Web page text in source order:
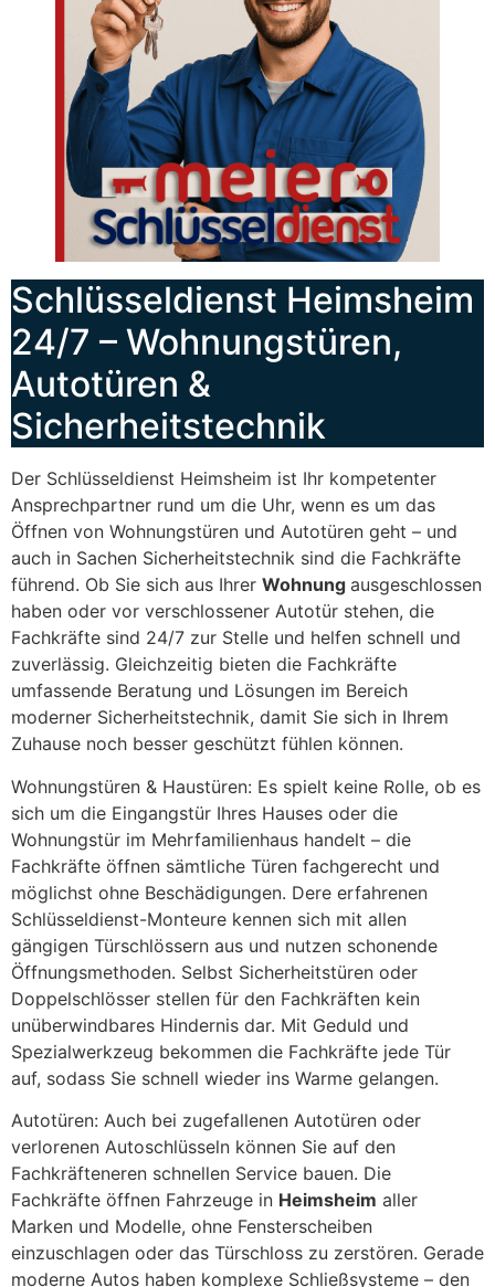
Schlüsseldienst Heimsheim
24/7 – Wohnungstüren,
Autotüren &
Sicherheitstechnik
Der Schlüsseldienst Heimsheim ist Ihr kompetenter
Ansprechpartner rund um die Uhr, wenn es um das
Öffnen von Wohnungstüren und Autotüren geht – und
auch in Sachen Sicherheitstechnik sind die Fachkräfte
führend. Ob Sie sich aus Ihrer Wohnung ausgeschlossen
haben oder vor verschlossener Autotür stehen, die
Fachkräfte sind 24/7 zur Stelle und helfen schnell und
zuverlässig. Gleichzeitig bieten die Fachkräfte
umfassende Beratung und Lösungen im Bereich
moderner Sicherheitstechnik, damit Sie sich in Ihrem
Zuhause noch besser geschützt fühlen können.
Wohnungstüren & Haustüren: Es spielt keine Rolle, ob es
sich um die Eingangstür Ihres Hauses oder die
Wohnungstür im Mehrfamilienhaus handelt – die
Fachkräfte öffnen sämtliche Türen fachgerecht und
möglichst ohne Beschädigungen. Dere erfahrenen
Schlüsseldienst-Monteure kennen sich mit allen
gängigen Türschlössern aus und nutzen schonende
Öffnungsmethoden. Selbst Sicherheitstüren oder
Doppelschlösser stellen für den Fachkräften kein
unüberwindbares Hindernis dar. Mit Geduld und
Spezialwerkzeug bekommen die Fachkräfte jede Tür
auf, sodass Sie schnell wieder ins Warme gelangen.
Autotüren: Auch bei zugefallenen Autotüren oder
verlorenen Autoschlüsseln können Sie auf den
Fachkräfteneren schnellen Service bauen. Die
Fachkräfte öffnen Fahrzeuge in Heimsheim aller
Marken und Modelle, ohne Fensterscheiben
einzuschlagen oder das Türschloss zu zerstören. Gerade
moderne Autos haben komplexe Schließsysteme – den